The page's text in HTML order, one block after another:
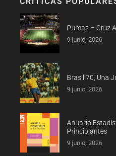
Pumas – Cruz
9 junio, 2026
Brasil 70, Una
9 junio, 2026
Anuario
Principiantes
9 junio, 2026